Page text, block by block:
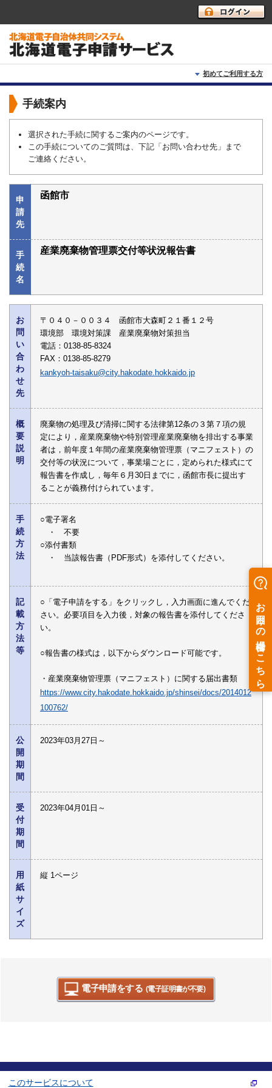
初めてご利用する方
初めて利用する方へ
利用上の注意
よくあるご質問
手続案内
選択された手続に関するご案内のページです。
この手続についてのご質問は、下記「お問い合わせ先」まで
ご連絡ください。
申
請
先
函館市
手
続
名
産業廃棄物管理票交付等状況報告書
お
問
い
合
わ
せ
先
〒０４０－００３４ 函館市大森町２１番１２号
環境部 環境対策課 産業廃棄物対策担当
電話：0138-85-8324
FAX：0138-85-8279
kankyoh-taisaku@city.hakodate.hokkaido.jp
概
要
説
明
廃棄物の処理及び清掃に関する法律第12条の３第７項の規
定により，産業廃棄物や特別管理産業廃棄物を排出する事業
者は，前年度１年間の産業廃棄物管理票（マニフェスト）の
交付等の状況について，事業場ごとに，定められた様式にて
報告書を作成し，毎年６月30日までに，函館市長に提出す
ることが義務付けられています。
手
続
方
法
○電子署名
・ 不要
○添付書類
・ 当該報告書（PDF形式）を添付してください。
記
載
方
法
等
○「電子申請をする」をクリックし，入力画面に進んでくだ
さい。必要項目を入力後，対象の報告書を添付してくださ
い。
○報告書の様式は，以下からダウンロード可能です。
・産業廃棄物管理票（マニフェスト）に関する届出書類
https://www.city.hakodate.hokkaido.jp/shinsei/docs/2014012
100762/
公
開
期
間
2023年03月27日～
受
付
期
間
2023年04月01日～
用
紙
サ
イ
ズ
縦 1ページ
電子申請をする (電子証明書が不要)
このサービスについて